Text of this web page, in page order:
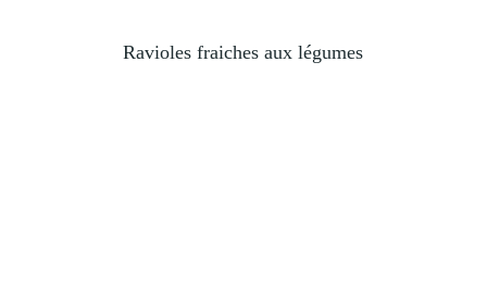
Ravioles fraiches aux légumes